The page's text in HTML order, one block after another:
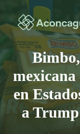
contenido
mexicana
en
a